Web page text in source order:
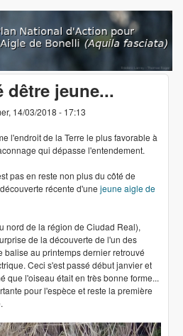
contenu principal
dêtre jeune...
14/03/2018 - 17:13
l'endroit de la Terre le plus favorable à
qui dépasse l'entendement.
pas en reste non plus du côté de
récente d'une jeune aigle de
nord de la région de Ciudad Real),
de la découverte de l'un des
au printemps dernier retrouvé
Ceci s'est passé début janvier et
que l'oiseau était en très bonne forme...
pour l'espèce et reste la première